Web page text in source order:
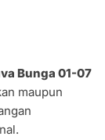
Bunga 01-07
maupun